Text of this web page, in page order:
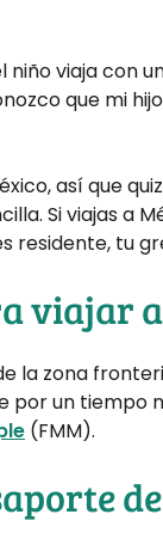
viaja con
que mi
así que
Si viajas a
residente, tu
viajar
la zona
un
(FMM).